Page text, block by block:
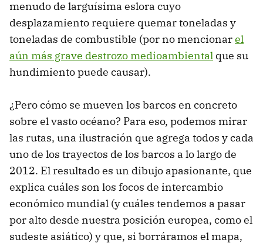
menudo de larguísima eslora cuyo
desplazamiento requiere quemar toneladas y
toneladas de combustible (por no mencionarel
aún más grave destrozo medioambiental que su
hundimiento puede causar).
¿Pero cómo se mueven los barcos en concreto
sobre el vasto océano? Para eso, podemos mirar
las rutas, una ilustración que agrega todos y cada
uno de los trayectos de los barcos a lo largo de
2012. El resultado es un dibujo apasionante, que
explica cuáles son los focos de intercambio
económico mundial (y cuáles tendemos a pasar
por alto desde nuestra posición europea, como el
sudeste asiático) y que, si borráramos el mapa,